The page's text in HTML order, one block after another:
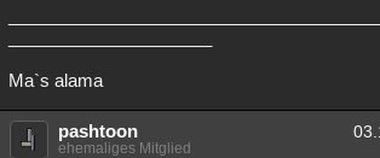
Ma`s alama
pashtoon
ehemaliges Mitglied